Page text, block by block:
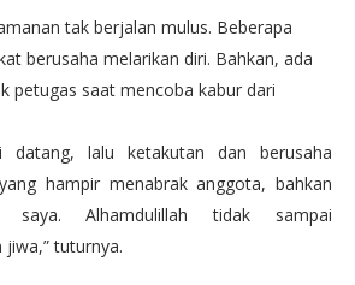
tak berjalan mulus. Beberapa
berusaha melarikan diri. Bahkan, ada
petugas saat mencoba kabur dari
datang, lalu ketakutan dan berusaha
hampir menabrak anggota, bahkan
saya. Alhamdulillah tidak sampai
tuturnya.